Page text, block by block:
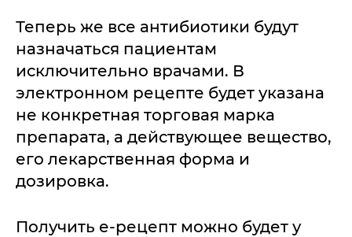
Теперь же все антибиотики будут
назначаться пациентам
исключительно врачами. В
электронном рецепте будет указана
не конкретная торговая марка
препарата, а действующее вещество,
его лекарственная форма и
дозировка.
Получить е-рецепт можно будет у